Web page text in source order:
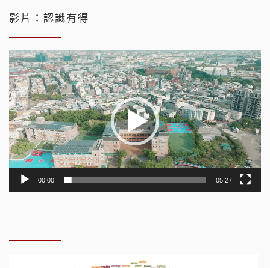
影片：認識有得
視
訊
播
放
器
00:00 05:27